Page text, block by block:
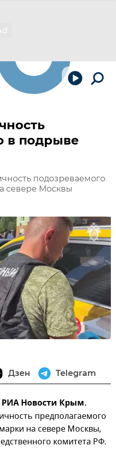
в подрыве
подозреваемого
севере Москвы
Дзен Telegram
Новости Крым.
предполагаемого
на севере Москвы,
комитета РФ.